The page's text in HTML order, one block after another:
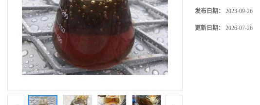
发布日期： 2023-09-26
更新日期： 2026-07-26